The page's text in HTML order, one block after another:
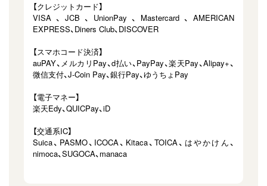
【クレジットカード】
VISA、JCB、UnionPay、Mastercard、AMERICAN
EXPRESS、Diners Club、DISCOVER
【スマホコード決済】
auPAY、メルカリPay、d払い、PayPay、楽天Pay、Alipay+、
微信支付、J-Coin Pay、銀行Pay、ゆうちょPay
【電子マネー】
楽天Edy、QUICPay、iD
【交通系IC】
Suica、PASMO、ICOCA、Kitaca、TOICA、はやかけん、
nimoca、SUGOCA、manaca